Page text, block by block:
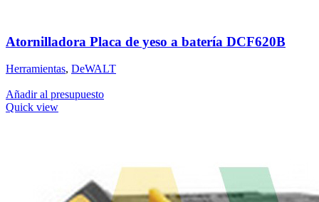
Atornilladora Placa de yeso a batería DCF620B
Herramientas, DeWALT
Añadir al presupuesto
Quick view